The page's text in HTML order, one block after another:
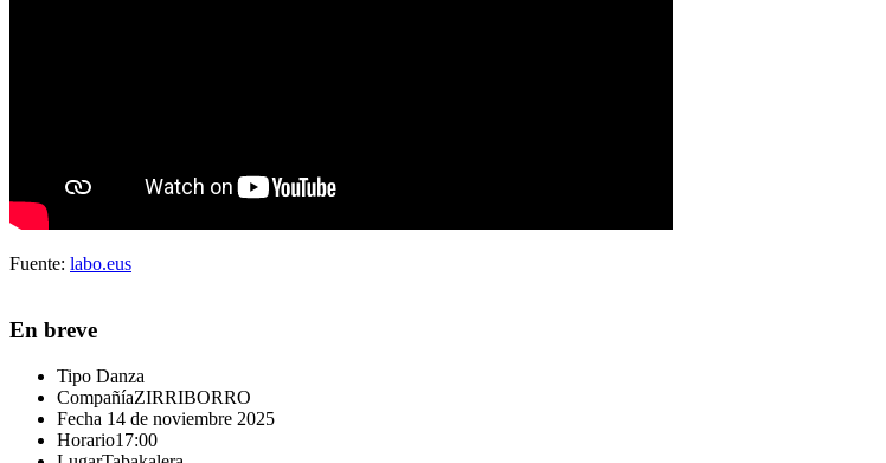
Fuente: labo.eus
En breve
Tipo Danza
CompañíaZIRRIBORRO
Fecha 14 de noviembre 2025
Horario17:00